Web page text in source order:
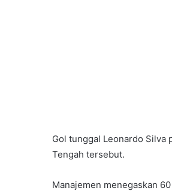
Gol tunggal Leonardo Silva
Tengah tersebut.
Manajemen menegaskan